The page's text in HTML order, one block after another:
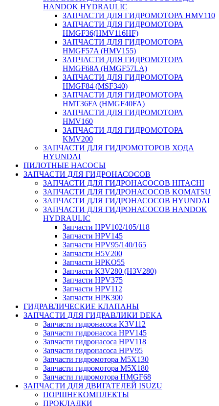
HANDOK HYDRAULIC
ЗАПЧАСТИ ДЛЯ ГИДРОМОТОРА HMV110
ЗАПЧАСТИ ДЛЯ ГИДРОМОТОРА
HMGF36(HMV116HF)
ЗАПЧАСТИ ДЛЯ ГИДРОМОТОРА
HMGF57A (HMV155)
ЗАПЧАСТИ ДЛЯ ГИДРОМОТОРА
HMGF68A (HMGF57LA)
ЗАПЧАСТИ ДЛЯ ГИДРОМОТОРА
HMGF84 (MSF340)
ЗАПЧАСТИ ДЛЯ ГИДРОМОТОРА
HMT36FA (HMGF40FA)
ЗАПЧАСТИ ДЛЯ ГИДРОМОТОРА
HMV160
ЗАПЧАСТИ ДЛЯ ГИДРОМОТОРА
KMV200
ЗАПЧАСТИ ДЛЯ ГИДРОМОТОРОВ ХОДА
HYUNDAI
ПИЛОТНЫЕ НАСОСЫ
ЗАПЧАСТИ ДЛЯ ГИДРОНАСОСОВ
ЗАПЧАСТИ ДЛЯ ГИДРОНАСОСОВ HITACHI
ЗАПЧАСТИ ДЛЯ ГИДРОНАСОСОВ KOMATSU
ЗАПЧАСТИ ДЛЯ ГИДРОНАСОСОВ HYUNDAI
ЗАПЧАСТИ ДЛЯ ГИДРОНАСОСОВ HANDOK
HYDRAULIC
Запчасти HPV102/105/118
Запчасти HPV145
Запчасти HPV95/140/165
Запчасти H5V200
Запчасти HPKO55
Запчасти K3V280 (H3V280)
Запчасти HPV375
Запчасти HPV112
Запчасти HPK300
ГИДРАВЛИЧЕСКИЕ КЛАПАНЫ
ЗАПЧАСТИ ДЛЯ ГИДРАВЛИКИ DEKA
Запчасти гидронасоса K3V112
Запчасти гидронасоса HPV145
Запчасти гидронасоса HPV118
Запчасти гидронасоса HPV95
Запчасти гидромотора M5X130
Запчасти гидромотора M5X180
Запчасти гидромотора HMGF68
ЗАПЧАСТИ ДЛЯ ДВИГАТЕЛЕЙ ISUZU
ПОРШНЕКОМПЛЕКТЫ
ПРОКЛАДКИ